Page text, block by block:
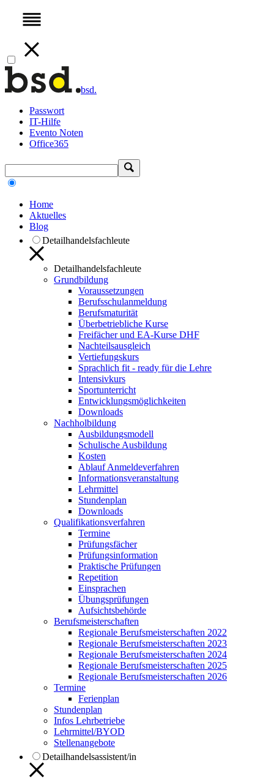
bsd.
Passwort
IT-Hilfe
Evento Noten
Office365
Home
Aktuelles
Blog
Detailhandelsfachleute
Detailhandelsfachleute
Grundbildung
Voraussetzungen
Berufsschulanmeldung
Berufsmaturität
Überbetriebliche Kurse
Freifächer und EA-Kurse DHF
Nachteilsausgleich
Vertiefungskurs
Sprachlich fit - ready für die Lehre
Intensivkurs
Sportunterricht
Entwicklungsmöglichkeiten
Downloads
Nachholbildung
Ausbildungsmodell
Schulische Ausbildung
Kosten
Ablauf Anmeldeverfahren
Informationsveranstaltung
Lehrmittel
Stundenplan
Downloads
Qualifikationsverfahren
Termine
Prüfungsfächer
Prüfungsinformation
Praktische Prüfungen
Repetition
Einsprachen
Übungsprüfungen
Aufsichtsbehörde
Berufsmeisterschaften
Regionale Berufsmeisterschaften 2022
Regionale Berufsmeisterschaften 2023
Regionale Berufsmeisterschaften 2024
Regionale Berufsmeisterschaften 2025
Regionale Berufsmeisterschaften 2026
Termine
Ferienplan
Stundenplan
Infos Lehrbetriebe
Lehrmittel/BYOD
Stellenangebote
Detailhandelsassistent/in